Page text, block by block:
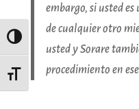
Alternar alto contraste
Alternar tamaño de letra
embargo, si usted
de cualquier otro
usted y Sorare
procedimiento en